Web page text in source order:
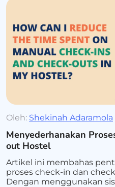
Oleh: Shekinah Adaramola
Menyederhanakan
out Hostel
Artikel ini membahas
proses check-in dan
Dengan menggunakan